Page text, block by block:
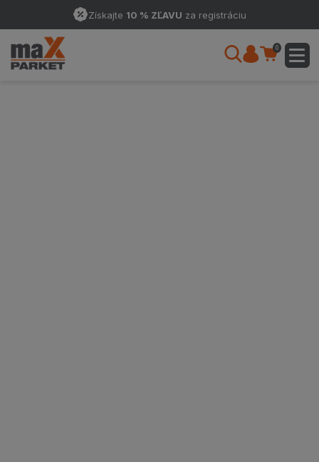
Získajte 10 % ZĽAVU za registráciu
0